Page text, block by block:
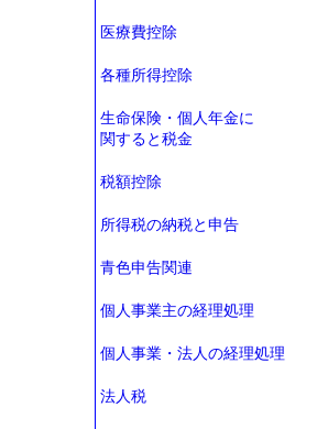
医療費控除
各種所得控除
生命保険・個人年金に
関すると税金
税額控除
所得税の納税と申告
青色申告関連
個人事業主の経理処理
個人事業・法人の経理処理
法人税